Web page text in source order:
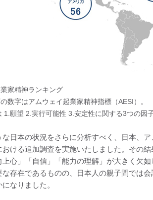
家精神ランキング
数字はアムウェイ起業家精神指標（AESI）。
1.願望 2.実行可能性 3.安定性に関する3つの因
な日本の状況をさらに分析すべく、日本、
おける追加調査を実施いたしました。その
上心」「自信」「能力の理解」が大きく欠
な存在であるものの、日本人の親子間では
になりました。